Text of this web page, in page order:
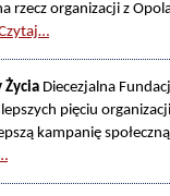
rzecz organizacji z
Życia Diecezjalna
pięciu organizacji
kampanię